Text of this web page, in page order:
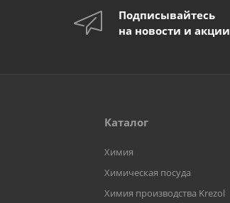
Подписывайтесь
на новости и акции
Каталог
Химия
Химическая посуда
Химия производства Krezol